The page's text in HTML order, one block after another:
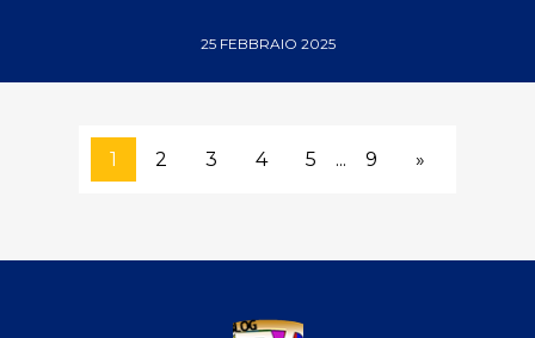
25 FEBBRAIO 2025
1 2 3 4 5 ... 9 »